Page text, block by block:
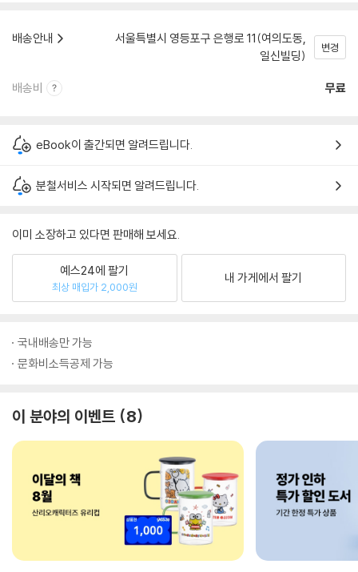
배송안내
서울특별시 영등포구 은행로 11(여의도동,
일신빌딩)
변경
배송비 무료
eBook이 출간되면 알려드립니다.
분철서비스 시작되면 알려드립니다.
이미 소장하고 있다면 판매해 보세요.
예스24에 팔기
최상 매입가 2,000원
내 가게에서 팔기
국내배송만 가능
문화비소득공제 가능
이 분야의 이벤트 8